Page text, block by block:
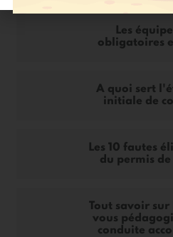
Les
obligatoires
A quoi sert
initiale de
Les 10 fautes
du permis
Tout savoir sur
vous
conduite